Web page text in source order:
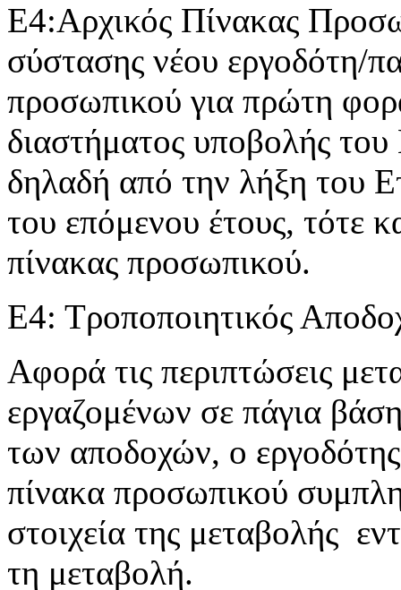
Ε4:Αρχικός Πίνακας
σύστασης νέου εργοδότη/
προσωπικού για πρώτη
διαστήματος υποβολής
δηλαδή από την λήξη του
του επόμενου έτους, τότε
πίνακας προσωπικού.
Ε4: Τροποποιητικός
Αφορά τις περιπτώσεις
εργαζομένων σε πάγια
των αποδοχών, ο
πίνακα προσωπικού
στοιχεία της μεταβολής
τη μεταβολή.